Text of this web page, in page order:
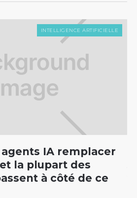
INTELLIGENCE ARTIFICIELLE
IA remplacer
la plupart des
à côté de ce